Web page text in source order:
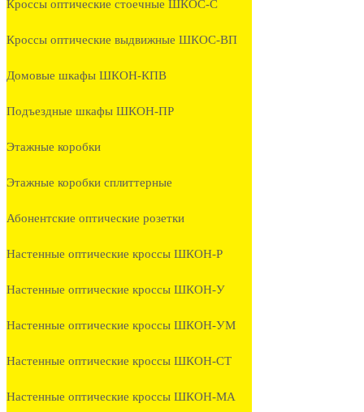
Кроссы оптические стоечные ШКОС-С
Кроссы оптические выдвижные ШКОС-ВП
Домовые шкафы ШКОН-КПВ
Подъездные шкафы ШКОН-ПР
Этажные коробки
Этажные коробки сплиттерные
Абонентские оптические розетки
Настенные оптические кроссы ШКОН-Р
Настенные оптические кроссы ШКОН-У
Настенные оптические кроссы ШКОН-УМ
Настенные оптические кроссы ШКОН-СТ
Настенные оптические кроссы ШКОН-МА